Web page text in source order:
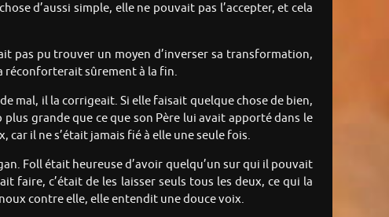
d’aussi simple, elle ne pouvait pas l’accepter, et cela
pas pu trouver un moyen d’inverser sa transformation,
réconforterait sûrement à la fin.
mal, il la corrigeait. Si elle faisait quelque chose de bien,
grande que ce que son Père lui avait apporté dans le
il ne s’était jamais fié à elle une seule fois.
Foll était heureuse d’avoir quelqu’un sur qui il pouvait
faire, c’était de les laisser seuls tous les deux, ce qui la
contre elle, elle entendit une douce voix.